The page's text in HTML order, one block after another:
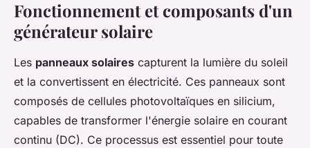
Fonctionnement et composants d'un
générateur solaire
Les panneaux solaires capturent la lumière du soleil
et la convertissent en électricité. Ces panneaux sont
composés de cellules photovoltaïques en silicium,
capables de transformer l'énergie solaire en courant
continu (DC). Ce processus est essentiel pour toute